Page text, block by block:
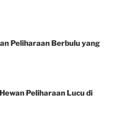
Peliharaan Berbulu yang
Peliharaan Lucu di